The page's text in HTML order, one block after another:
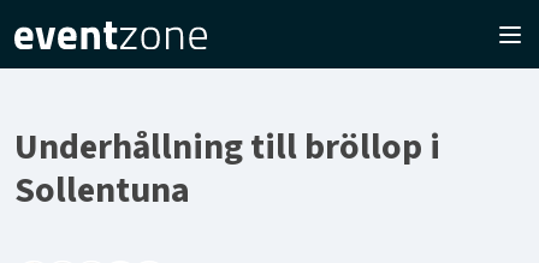
Underhållning till bröllop i
Sollentuna